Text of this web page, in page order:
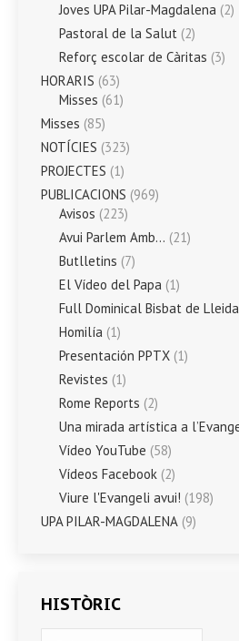
Joves UPA Pilar-Magdalena (2)
Pastoral de la Salut (2)
Reforç escolar de Càritas (3)
HORARIS (63)
Misses (61)
Misses (85)
NOTÍCIES (323)
PROJECTES (1)
PUBLICACIONS (969)
Avisos (223)
Avui Parlem Amb… (21)
Butlletins (7)
El Vídeo del Papa (1)
Full Dominical Bisbat de Lleida
Homilía (1)
Presentación PPTX (1)
Revistes (1)
Rome Reports (2)
Una mirada artística a
Vídeo YouTube (58)
Vídeos Facebook (2)
Viure l'Evangeli avui! (198)
UPA PILAR-MAGDALENA (9)
HISTÒRIC